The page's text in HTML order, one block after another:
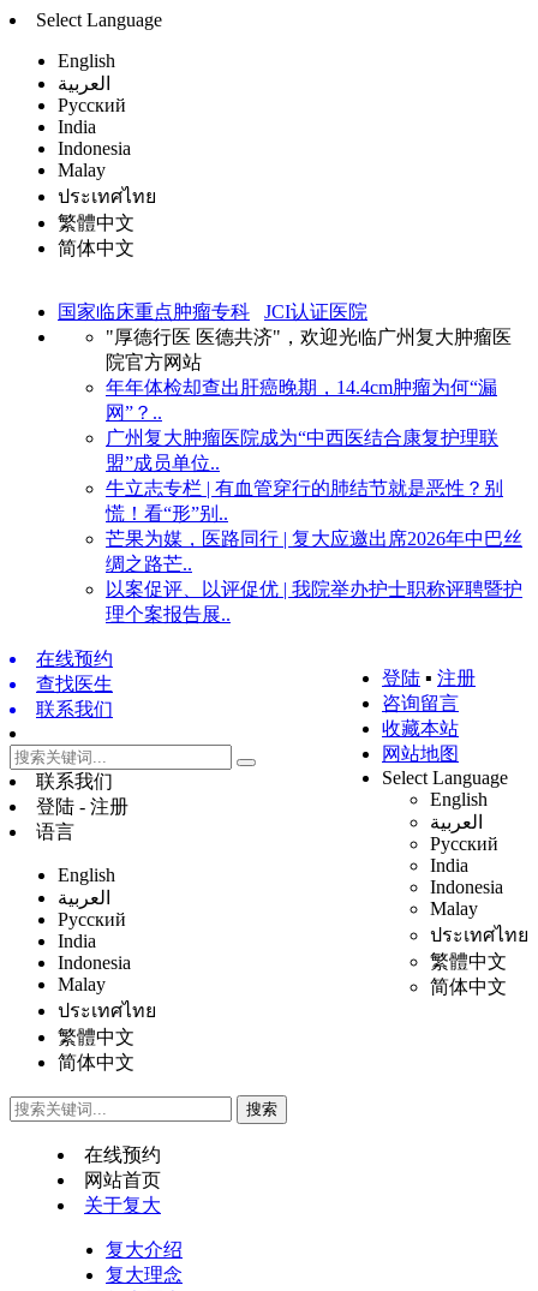
Select Language
English
العربية
Русский
India
Indonesia
Malay
ประเทศไทย
繁體中文
简体中文
国家临床重点肿瘤专科
JCI认证医院
"厚德行医 医德共济"，欢迎光临广州复大肿瘤医
院官方网站
年年体检却查出肝癌晚期，14.4cm肿瘤为何“漏
网”？..
广州复大肿瘤医院成为“中西医结合康复护理联
盟”成员单位..
牛立志专栏 | 有血管穿行的肺结节就是恶性？别
慌！看“形”别..
芒果为媒，医路同行 | 复大应邀出席2026年中巴丝
绸之路芒..
以案促评、以评促优 | 我院举办护士职称评聘暨护
理个案报告展..
登陆 ▪ 注册
咨询留言
收藏本站
网站地图
Select Language
English
العربية
Русский
India
Indonesia
Malay
ประเทศไทย
繁體中文
简体中文
在线预约
查找医生
联系我们
联系我们
登陆 - 注册
语言
English
العربية
Русский
India
Indonesia
Malay
ประเทศไทย
繁體中文
简体中文
在线预约
网站首页
关于复大
复大介绍
复大理念